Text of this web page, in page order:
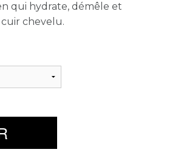
qui hydrate, démêle et
chevelu.